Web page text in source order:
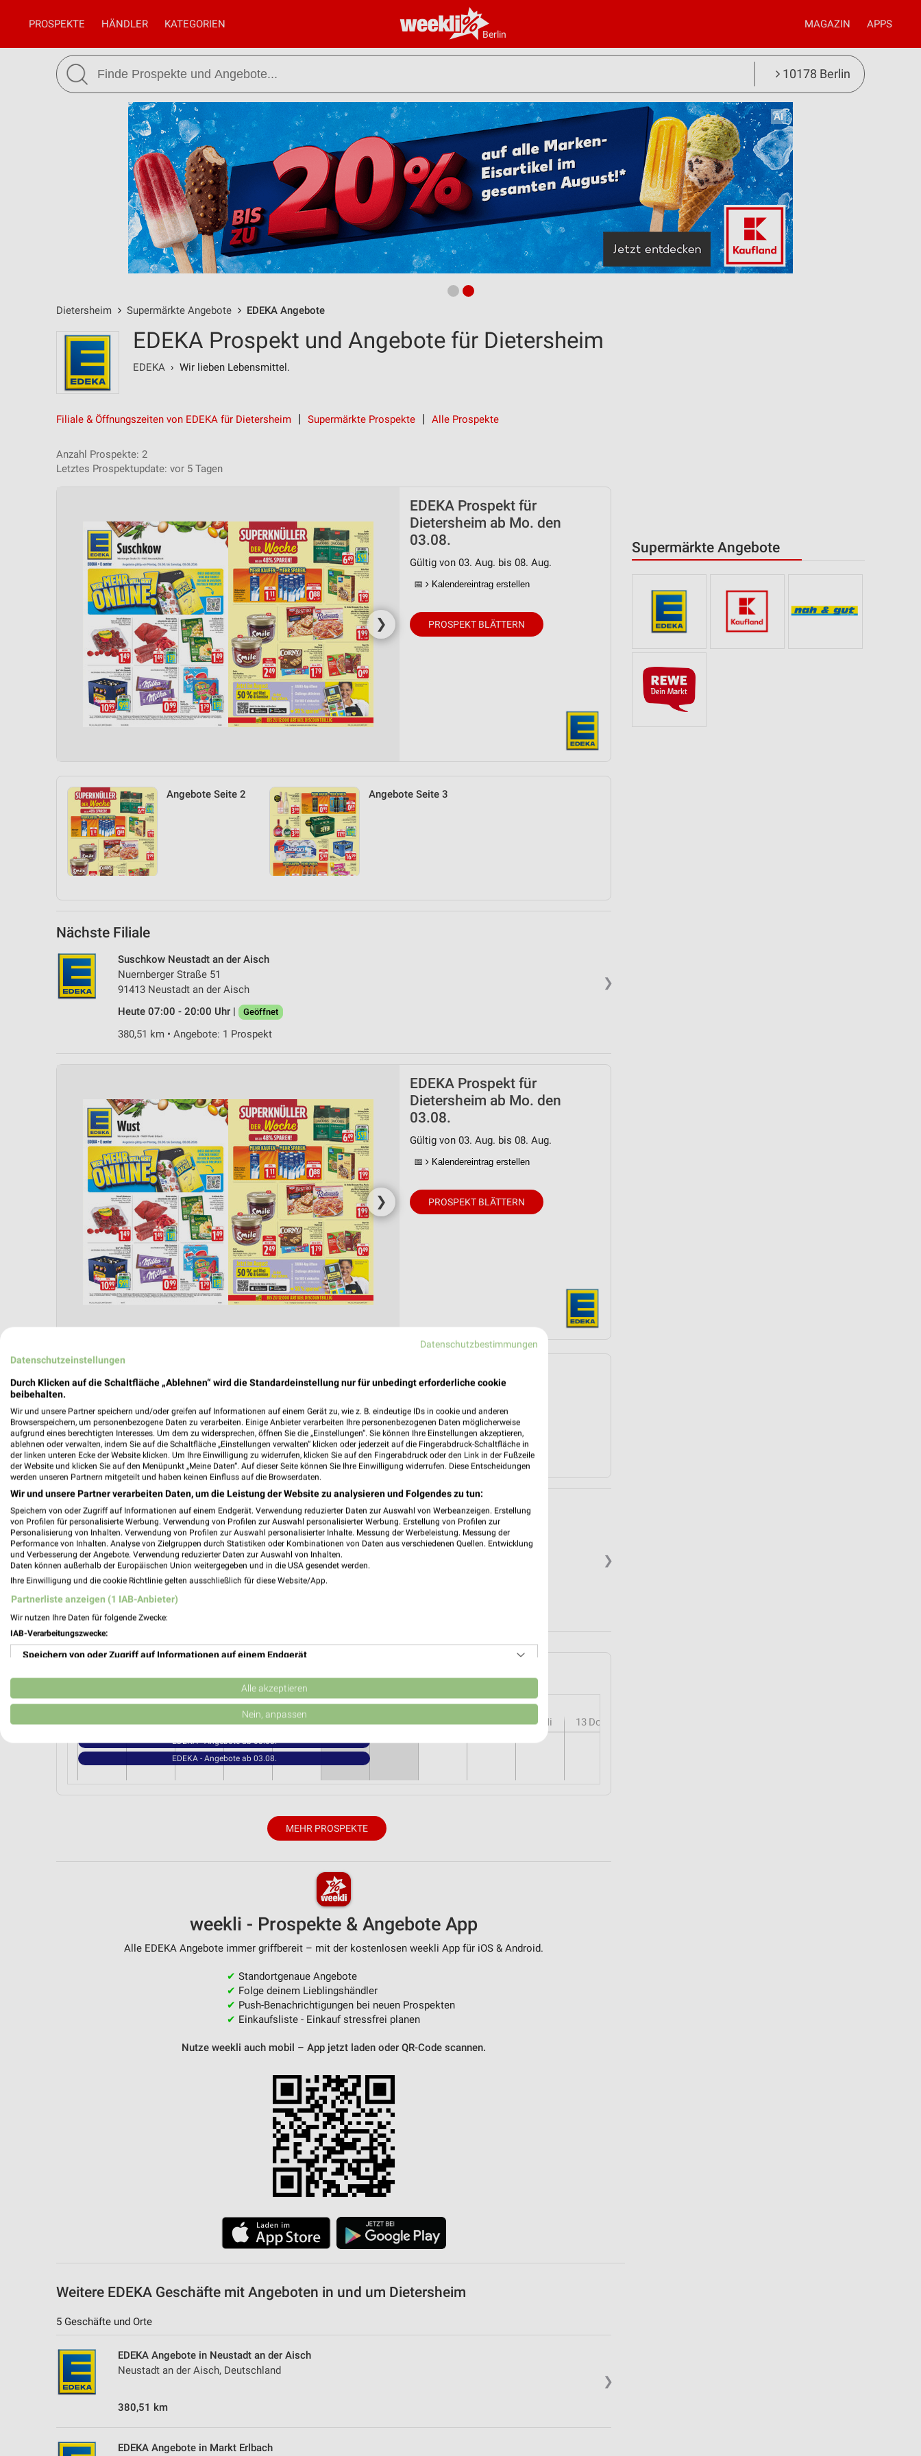
Berlin
PROSPEKTE HÄNDLER KATEGORIEN MAGAZIN APPS
10178 Berlin
Dietersheim Supermärkte Angebote EDEKA Angebote
Supermärkte Angebote
EDEKA Prospekt und Angebote für Dietersheim
EDEKA › Wir lieben Lebensmittel.
Filiale & Öffnungszeiten von EDEKA für Dietersheim Supermärkte Prospekte Alle Prospekte
Anzahl Prospekte: 2
Letztes Prospektupdate: vor 5 Tagen
❯
EDEKA Prospekt für
Dietersheim ab Mo. den
03.08.
Gültig von 03. Aug. bis 08. Aug.
📅 Kalendereintrag erstellen
PROSPEKT BLÄTTERN
Angebote Seite 2 Angebote Seite 3
Nächste Filiale
❯
Suschkow Neustadt an der Aisch
Nuernberger Straße 51
91413 Neustadt an der Aisch
Heute 07:00 - 20:00 Uhr |
Geöffnet
380,51 km • Angebote: 1 Prospekt
❯
EDEKA Prospekt für
Dietersheim ab Mo. den
03.08.
Gültig von 03. Aug. bis 08. Aug.
📅 Kalendereintrag erstellen
PROSPEKT BLÄTTERN
Nächste Filiale
❯
Wust Markt Erlbach
Nürnberger Str. 28
91459 Markt Erlbach
Heute 07:00 - 20:00 Uhr |
387,47 km • Angebote: 1 Prospekt
Aug.
03Mo 04Di 05Mi 06 Do 07Fr 08Sa 09So 10Mo 11Di 12 Mi 13 Do
EDEKA - Angebote ab 03.08.
EDEKA - Angebote ab 03.08.
MEHR PROSPEKTE
weekli - Prospekte & Angebote App
Alle EDEKA Angebote immer griffbereit – mit der kostenlosen weekli App für iOS & Android.
✔ Standortgenaue Angebote
✔ Folge deinem Lieblingshändler
✔ Push-Benachrichtigungen bei neuen Prospekten
✔ Einkaufsliste - Einkauf stressfrei planen
Nutze weekli auch mobil – App jetzt laden oder QR-Code scannen.
Weitere EDEKA Geschäfte mit Angeboten in und um Dietersheim
5 Geschäfte und Orte
❯
EDEKA Angebote in Neustadt an der Aisch
Neustadt an der Aisch, Deutschland
380,51 km
EDEKA Angebote in Markt Erlbach
Datenschutzbestimmungen
Datenschutzeinstellungen
Durch Klicken auf die Schaltfläche „Ablehnen“ wird die Standardeinstellung nur für unbedingt erforderliche cookie
beibehalten.
Wir und unsere Partner speichern und/oder greifen auf Informationen auf einem Gerät zu, wie z. B. eindeutige IDs in cookie und anderen
Browserspeichern, um personenbezogene Daten zu verarbeiten. Einige Anbieter verarbeiten Ihre personenbezogenen Daten möglicherweise
aufgrund eines berechtigten Interesses. Um dem zu widersprechen, öffnen Sie die „Einstellungen“. Sie können Ihre Einstellungen akzeptieren,
ablehnen oder verwalten, indem Sie auf die Schaltfläche „Einstellungen verwalten“ klicken oder jederzeit auf die Fingerabdruck-Schaltfläche in
der linken unteren Ecke der Website klicken. Um Ihre Einwilligung zu widerrufen, klicken Sie auf den Fingerabdruck oder den Link in der Fußzeile
der Website und klicken Sie auf den Menüpunkt „Meine Daten“. Auf dieser Seite können Sie Ihre Einwilligung widerrufen. Diese Entscheidungen
werden unseren Partnern mitgeteilt und haben keinen Einfluss auf die Browserdaten.
Wir und unsere Partner verarbeiten Daten, um die Leistung der Website zu analysieren und Folgendes zu tun:
Speichern von oder Zugriff auf Informationen auf einem Endgerät. Verwendung reduzierter Daten zur Auswahl von Werbeanzeigen. Erstellung
von Profilen für personalisierte Werbung. Verwendung von Profilen zur Auswahl personalisierter Werbung. Erstellung von Profilen zur
Personalisierung von Inhalten. Verwendung von Profilen zur Auswahl personalisierter Inhalte. Messung der Werbeleistung. Messung der
Performance von Inhalten. Analyse von Zielgruppen durch Statistiken oder Kombinationen von Daten aus verschiedenen Quellen. Entwicklung
und Verbesserung der Angebote. Verwendung reduzierter Daten zur Auswahl von Inhalten.
Daten können außerhalb der Europäischen Union weitergegeben und in die USA gesendet werden.
Ihre Einwilligung und die cookie Richtlinie gelten ausschließlich für diese Website/App.
Partnerliste anzeigen (1 IAB-Anbieter)
Wir nutzen Ihre Daten für folgende Zwecke:
IAB-Verarbeitungszwecke:
Speichern von oder Zugriff auf Informationen auf einem Endgerät
Verwendung reduzierter Daten zur Auswahl von Werbeanzeigen
Erstellung von Profilen für personalisierte Werbung
Erstellung von Profilen zur Personalisierung von Inhalten
Analyse von Zielgruppen durch Statistiken oder Kombinationen von Daten aus verschiedenen
Entwicklung und Verbesserung der Angebote
Verwendung reduzierter Daten zur Auswahl von Inhalten
Geräte anhand von aktiv angeforderten Informationen identifizieren
Alle akzeptieren
Nein, anpassen